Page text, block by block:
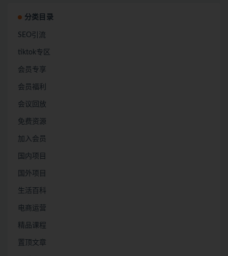
分类目录
SEO引流
tiktok专区
会员专享
会员福利
会议回放
免费资源
加入会员
国内项目
国外项目
生活百科
电商运营
精品课程
置顶文章